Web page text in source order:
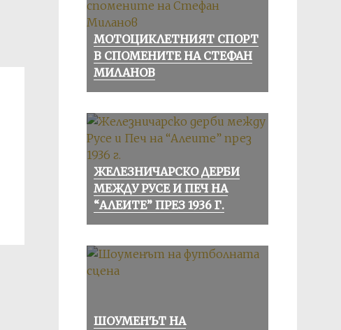
МОТОЦИКЛЕТНИЯТ СПОРТ
В СПОМЕНИТЕ НА СТЕФАН
МИЛАНОВ
ЖЕЛЕЗНИЧАРСКО ДЕРБИ
МЕЖДУ РУСЕ И ПЕЧ НА
“АЛЕИТЕ” ПРЕЗ 1936 Г.
ШОУМЕНЪТ НА